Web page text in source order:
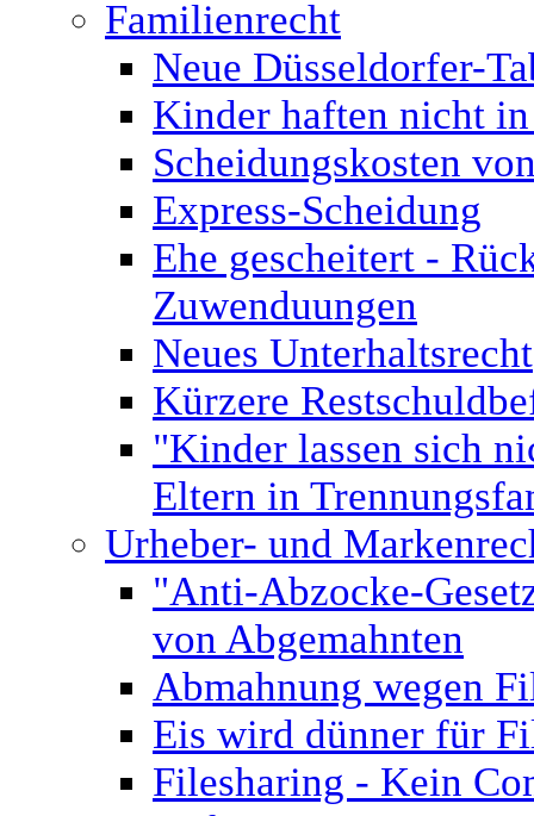
Familienrecht
Neue Düsseldorfer-
Kinder haften nicht
Scheidungskosten
Express-Scheidung
Ehe gescheitert -
Zuwenduungen
Neues Unterhaltsrecht
Kürzere
"Kinder lassen sich
Eltern in
Urheber- und
"Anti-Abzocke-
von Abgemahnten
Abmahnung wegen
Eis wird dünner für
Filesharing - Kein